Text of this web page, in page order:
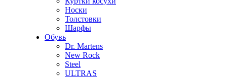
Носки
Толстовки
Шарфы
Обувь
Dr. Martens
New Rock
Steel
ULTRAS